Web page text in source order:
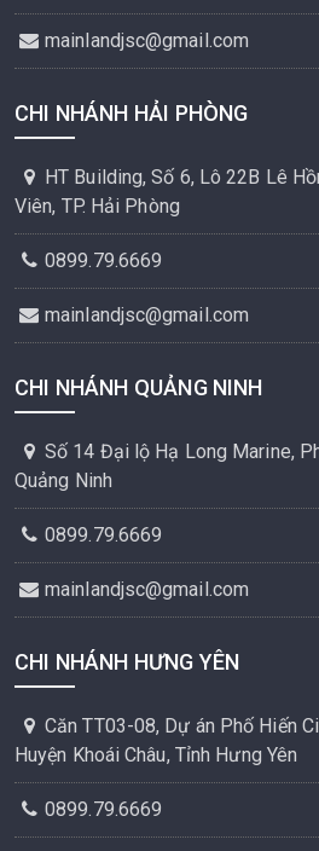
mainlandjsc@gmail.com
CHI NHÁNH HẢI PHÒNG
HT Building, Số 6, Lô 22B Lê
Viên, TP. Hải Phòng
0899.79.6669
mainlandjsc@gmail.com
CHI NHÁNH QUẢNG NINH
Số 14 Đại lộ Hạ Long Marine,
Quảng Ninh
0899.79.6669
mainlandjsc@gmail.com
CHI NHÁNH HƯNG YÊN
Căn TT03-08, Dự án Phố Hiến
Huyện Khoái Châu, Tỉnh Hưng Yên
0899.79.6669